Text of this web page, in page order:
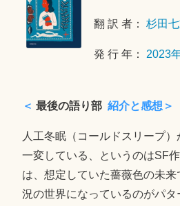
翻 訳 者：杉田
発 行 年： 2023
＜ 最後の語り部 紹介と感想＞
人工冬眠（コールドスリープ
一変している、というのはSF
は、想定していた薔薇色の未
況の世界になっているのがパタ
月
2